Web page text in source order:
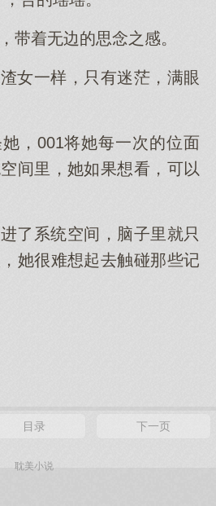
带着无边的思念之感。
女一样，只有迷茫，满眼
，001将她每一次的位面
间里，她如果想看，可以
了系统空间，脑子里就只
她很难想起去触碰那些记
目录 下一页
耽美小说